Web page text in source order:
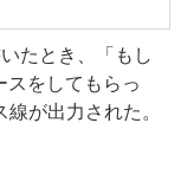
たとき、「もし
スをしてもらっ
が出力された。